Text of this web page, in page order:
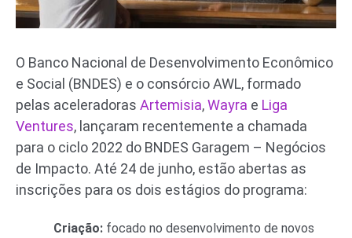
O Banco Nacional de Desenvolvimento Econômico
e Social (BNDES) e o consórcio AWL, formado
pelas aceleradoras Artemisia,Wayra e Liga
Ventures, lançaram recentemente a chamada
para o ciclo 2022 do BNDES Garagem – Negócios
de Impacto. Até 24 de junho, estão abertas as
inscrições para os dois estágios do programa:
Criação: focado no desenvolvimento de novos